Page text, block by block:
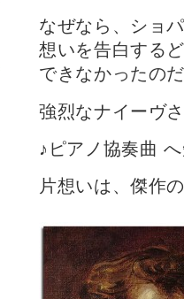
なぜなら、ショ
想いを告白する
できなかったの
強烈なナイーヴ
♪ピアノ協奏曲
片想いは、傑作